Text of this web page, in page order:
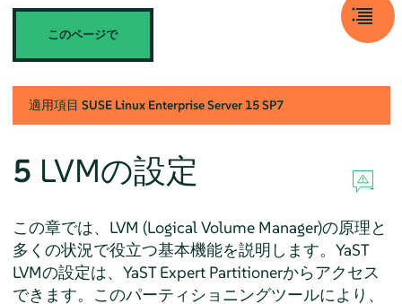
このページで
適用項目 SUSE Linux Enterprise Server 15 SP7
5 LVMの設定
この章では、LVM (Logical Volume Manager)の原理と
多くの状況で役立つ基本機能を説明します。YaST
LVMの設定は、YaST Expert Partitionerからアクセス
できます。このパーティショニングツールにより、